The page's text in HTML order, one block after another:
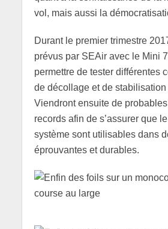
vol, mais aussi la
Durant le premier trimestre
prévus par SEAir avec le Mini
permettre de tester différentes
de décollage et de
Viendront ensuite de
records afin de s’assurer que
système sont utilisables dans
éprouvantes et durables.